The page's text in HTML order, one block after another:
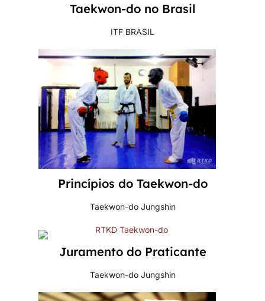
Taekwon-do no Brasil
ITF BRASIL
Princípios do Taekwon-do
Taekwon-do Jungshin
Juramento do Praticante
Taekwon-do Jungshin